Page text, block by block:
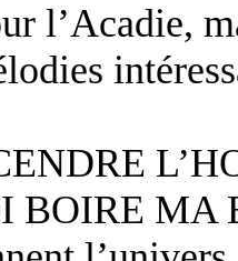
l’Acadie,
MA